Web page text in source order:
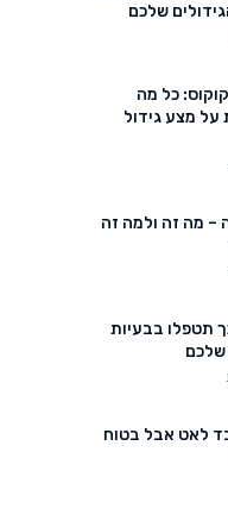
שלכם
כל מה
מצע גידול
– מה זה ולמה זה
תטפלו בבעיות
שלכם
לאט אבל בטוח